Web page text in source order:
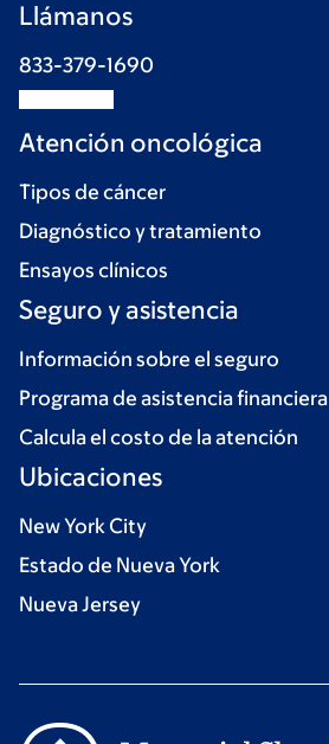
Llámanos
833-379-1690
Atención oncológica
Tipos de cáncer
Diagnóstico y tratamiento
Ensayos clínicos
Seguro y asistencia
Información sobre el seguro
Programa de asistencia financiera
Calcula el costo de la atención
Ubicaciones
New York City
Estado de Nueva York
Nueva Jersey